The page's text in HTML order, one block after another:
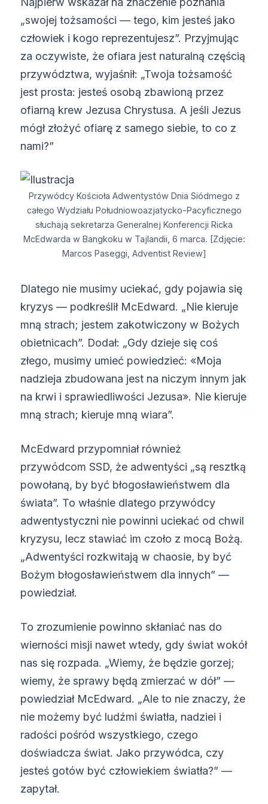
„swojej tożsamości — tego, kim jesteś jako
człowiek i kogo reprezentujesz”. Przyjmując
za oczywiste, że ofiara jest naturalną częścią
przywództwa, wyjaśnił: „Twoja tożsamość
jest prosta: jesteś osobą zbawioną przez
ofiarną krew Jezusa Chrystusa. A jeśli Jezus
mógł złożyć ofiarę z samego siebie, to co z
nami?”
Przywódcy Kościoła Adwentystów Dnia Siódmego z
całego Wydziału Południowoazjatycko-Pacyficznego
słuchają sekretarza Generalnej Konferencji Ricka
McEdwarda w Bangkoku w Tajlandii, 6 marca. [Zdjęcie:
Marcos Paseggi, Adventist Review]
Dlatego nie musimy uciekać, gdy pojawia się
kryzys — podkreślił McEdward. „Nie kieruje
mną strach; jestem zakotwiczony w Bożych
obietnicach”. Dodał: „Gdy dzieje się coś
złego, musimy umieć powiedzieć: «Moja
nadzieja zbudowana jest na niczym innym jak
na krwi i sprawiedliwości Jezusa». Nie kieruje
mną strach; kieruje mną wiara”.
McEdward przypomniał również
przywódcom SSD, że adwentyści „są resztką
powołaną, by być błogosławieństwem dla
świata”. To właśnie dlatego przywódcy
adwentystyczni nie powinni uciekać od chwil
kryzysu, lecz stawiać im czoło z mocą Bożą.
„Adwentyści rozkwitają w chaosie, by być
Bożym błogosławieństwem dla innych” —
powiedział.
To zrozumienie powinno skłaniać nas do
wierności misji nawet wtedy, gdy świat wokół
nas się rozpada. „Wiemy, że będzie gorzej;
wiemy, że sprawy będą zmierzać w dół” —
powiedział McEdward. „Ale to nie znaczy, że
nie możemy być ludźmi światła, nadziei i
radości pośród wszystkiego, czego
doświadcza świat. Jako przywódca, czy
jesteś gotów być człowiekiem światła?” —
zapytał.